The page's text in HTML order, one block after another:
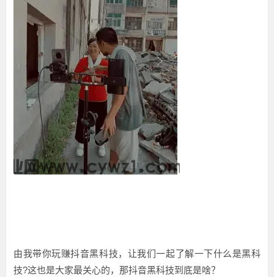
由我带你玩赚抖音黑科技，让我们一起了解一下什么是黑科
技?这也是大家最关心的，那抖音黑科技到底是啥？